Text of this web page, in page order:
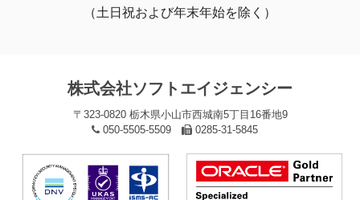
（土日祝および年末年始を除く）
株式会社ソフトエイジェンシー
〒323-0820 栃木県小山市西城南5丁目16番地9
050-5505-5509
0285-31-5845